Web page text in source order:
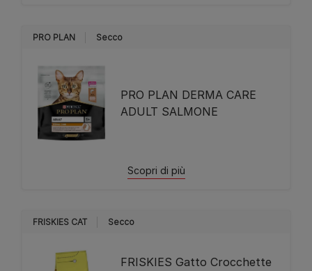
PRO PLAN Secco
PRO PLAN DERMA CARE
ADULT SALMONE
Scopri di più
FRISKIES CAT Secco
FRISKIES Gatto Crocchette